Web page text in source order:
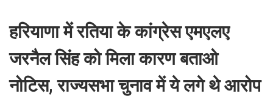
हरियाणा में रतिया के कांग्रेस एमएलए
जरनैल सिंह को मिला कारण बताओ
नोटिस, राज्यसभा चुनाव में ये लगे थे आरोप